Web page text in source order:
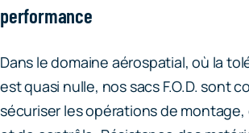
performance
Dans le domaine aérospatial, où la
est quasi nulle, nos sacs F.O.D. sont
sécuriser les opérations de